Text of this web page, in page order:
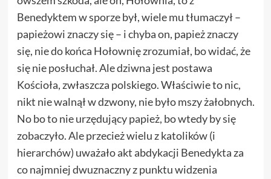
Benedyktem w sporze był, wiele mu tłumaczył –
papieżowi znaczy się – i chyba on, papież znaczy
się, nie do końca Hołownię zrozumiał, bo widać, że
się nie posłuchał. Ale dziwna jest postawa
Kościoła, zwłaszcza polskiego. Właściwie to nic,
nikt nie walnął w dzwony, nie było mszy żałobnych.
No bo to nie urzędujący papież, bo wtedy by się
zobaczyło. Ale przecież wielu z katolików (i
hierarchów) uważało akt abdykacji Benedykta za
co najmniej dwuznaczny z punktu widzenia